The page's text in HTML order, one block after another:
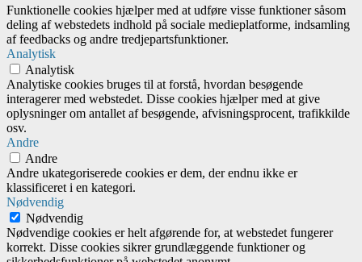
Funktionelle cookies hjælper med at udføre visse funktioner såsom
deling af webstedets indhold på sociale medieplatforme, indsamling
af feedbacks og andre tredjepartsfunktioner.
Analytisk
Analytisk
Analytiske cookies bruges til at forstå, hvordan besøgende
interagerer med webstedet. Disse cookies hjælper med at give
oplysninger om antallet af besøgende, afvisningsprocent, trafikkilde
osv.
Andre
Andre
Andre ukategoriserede cookies er dem, der endnu ikke er
klassificeret i en kategori.
Nødvendig
Nødvendig
Nødvendige cookies er helt afgørende for, at webstedet fungerer
korrekt. Disse cookies sikrer grundlæggende funktioner og